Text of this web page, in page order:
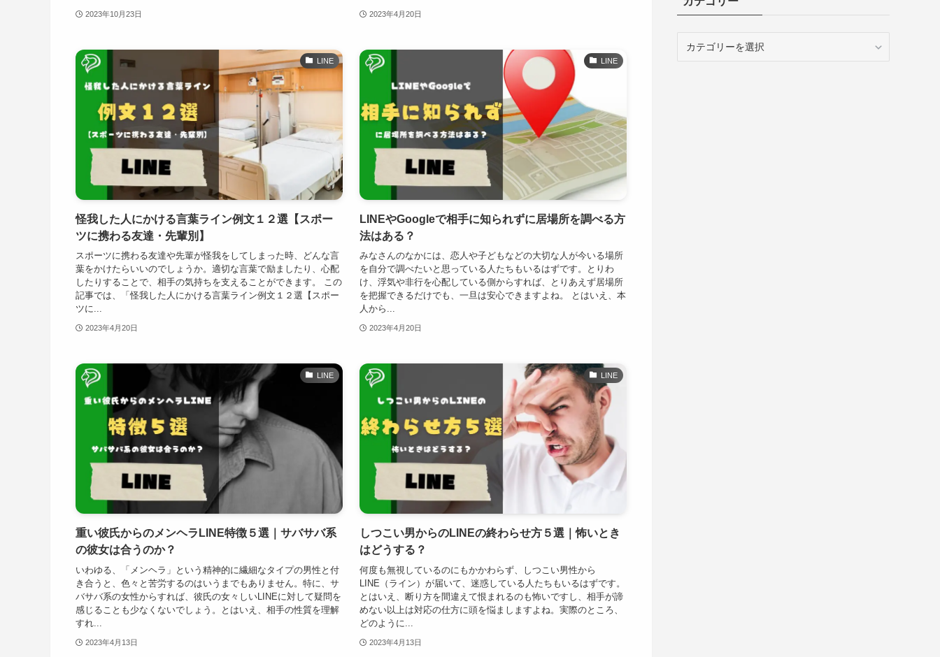
2023年10月23日 2023年4月20日
LINE
怪我した人にかける言葉ライン例文１２選【スポー
ツに携わる友達・先輩別】
スポーツに携わる友達や先輩が怪我をしてしまった時、どんな言
葉をかけたらいいのでしょうか。適切な言葉で励ましたり、心配
したりすることで、相手の気持ちを支えることができます。 この
記事では、「怪我した人にかける言葉ライン例文１２選【スポー
ツに...
2023年4月20日
LINE
LINEやGoogleで相手に知られずに居場所を調べる方
法はある？
みなさんのなかには、恋人や子どもなどの大切な人が今いる場所
を自分で調べたいと思っている人たちもいるはずです。とりわ
け、浮気や非行を心配している側からすれば、とりあえず居場所
を把握できるだけでも、一旦は安心できますよね。 とはいえ、本
人から...
2023年4月20日
LINE
重い彼氏からのメンヘラLINE特徴５選｜サバサバ系
の彼女は合うのか？
いわゆる、「メンヘラ」という精神的に繊細なタイプの男性と付
き合うと、色々と苦労するのはいうまでもありません。特に、サ
バサバ系の女性からすれば、彼氏の女々しいLINEに対して疑問を
感じることも少なくないでしょう。とはいえ、相手の性質を理解
すれ...
2023年4月13日
LINE
しつこい男からのLINEの終わらせ方５選｜怖いとき
はどうする？
何度も無視しているのにもかかわらず、しつこい男性から
LINE（ライン）が届いて、迷惑している人たちもいるはずです。
とはいえ、断り方を間違えて恨まれるのも怖いですし、相手が諦
めない以上は対応の仕方に頭を悩ましますよね。実際のところ、
どのように...
2023年4月13日